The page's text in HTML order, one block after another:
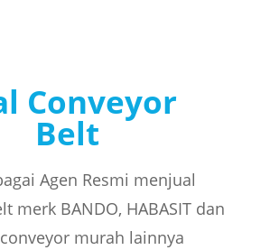
Conveyor
Belt
Agen Resmi menjual
merk BANDO, HABASIT dan
murah lainnya